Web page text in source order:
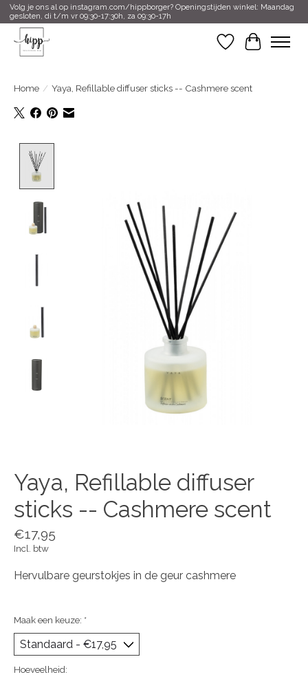
Volg je ons al op instagram.com/hippborger? Openingstijden winkel: Maandag
gesloten, di t/m vr 09:30-17:30h, za 09:30-17h
Verlanglijst
Home / Yaya, Refillable diffuser sticks -- Cashmere scent
Yaya, Refillable diffuser
sticks -- Cashmere scent
€17,95
Incl. btw
Hervulbare geurstokjes in de geur cashmere
Maak een keuze: *
Hoeveelheid: